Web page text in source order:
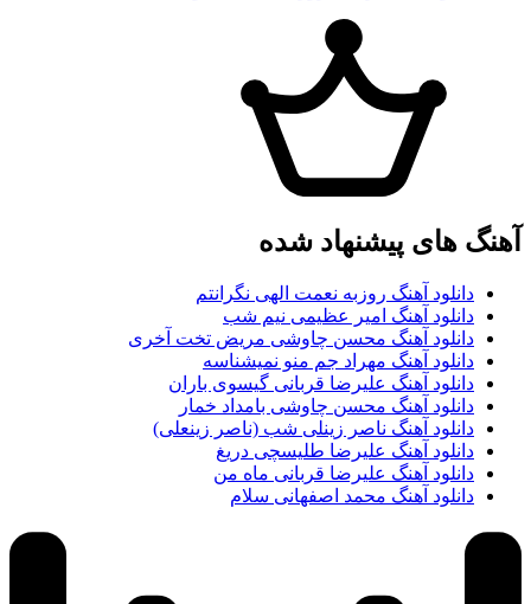
آهنگ های پیشنهاد شده
دانلود آهنگ روزبه نعمت الهی نگرانتم
دانلود آهنگ امیر عظیمی نیم شب
دانلود آهنگ محسن چاوشی مریض تخت آخری
دانلود آهنگ مهراد جم منو نمیشناسه
دانلود آهنگ علیرضا قربانی گیسوی باران
دانلود آهنگ محسن چاوشی بامداد خمار
دانلود آهنگ ناصر زینلی شب (ناصر زینعلی)
دانلود آهنگ علیرضا طلیسچی دریغ
دانلود آهنگ علیرضا قربانی ماه من
دانلود آهنگ محمد اصفهانی سلام